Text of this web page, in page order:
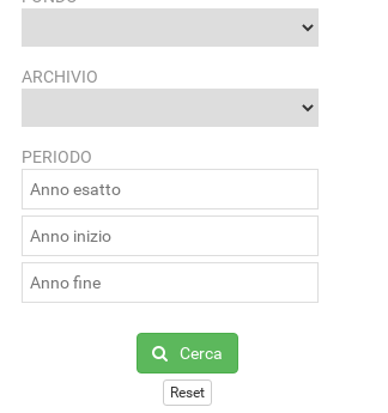
ARCHIVIO
PERIODO
Cerca
Reset